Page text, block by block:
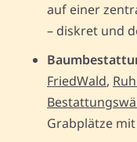
auf einer
– diskret und
FriedWald,
Grabplätze